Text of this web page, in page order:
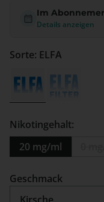
Im
Details anzeigen
Sorte: ELFA
ELFA Elfa Filter
(Diese
Nikotingehalt:
20 mg/ml
Geschmack